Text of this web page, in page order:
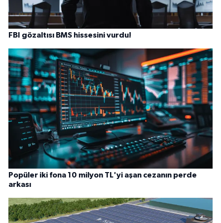
FBI gözaltısı BMS hissesini vurdu!
Popüler iki fona 10 milyon TL'yi aşan cezanın perde
arkası